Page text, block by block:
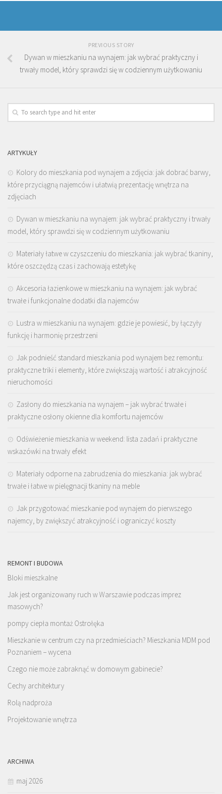
PREVIOUS STORY
Dywan w mieszkaniu na wynajem: jak wybrać praktyczny i
trwały model, który sprawdzi się w codziennym użytkowaniu
ARTYKUŁY
Kolory do mieszkania pod wynajem a zdjęcia: jak dobrać barwy,
które przyciągną najemców i ułatwią prezentację wnętrza na
zdjęciach
Dywan w mieszkaniu na wynajem: jak wybrać praktyczny i trwały
model, który sprawdzi się w codziennym użytkowaniu
Materiały łatwe w czyszczeniu do mieszkania: jak wybrać tkaniny,
które oszczędzą czas i zachowają estetykę
Akcesoria łazienkowe w mieszkaniu na wynajem: jak wybrać
trwałe i funkcjonalne dodatki dla najemców
Lustra w mieszkaniu na wynajem: gdzie je powiesić, by łączyły
funkcję i harmonię przestrzeni
Jak podnieść standard mieszkania pod wynajem bez remontu:
praktyczne triki i elementy, które zwiększają wartość i atrakcyjność
nieruchomości
Zasłony do mieszkania na wynajem – jak wybrać trwałe i
praktyczne osłony okienne dla komfortu najemców
Odświeżenie mieszkania w weekend: lista zadań i praktyczne
wskazówki na trwały efekt
Materiały odporne na zabrudzenia do mieszkania: jak wybrać
trwałe i łatwe w pielęgnacji tkaniny na meble
Jak przygotować mieszkanie pod wynajem do pierwszego
najemcy, by zwiększyć atrakcyjność i ograniczyć koszty
REMONT I BUDOWA
Bloki mieszkalne
Jak jest organizowany ruch w Warszawie podczas imprez
masowych?
pompy ciepła montaż Ostrołęka
Mieszkanie w centrum czy na przedmieściach? Mieszkania MDM pod
Poznaniem – wycena
Czego nie może zabraknąć w domowym gabinecie?
Cechy architektury
Rolą nadproża
Projektowanie wnętrza
ARCHIWA
maj 2026